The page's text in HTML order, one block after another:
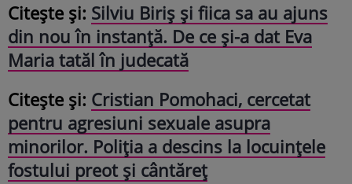
Citește și: Silviu Biriș și fiica sa au ajuns
din nou în instanță. De ce și-a dat Eva
Maria tatăl în judecată
Citește și: Cristian Pomohaci, cercetat
pentru agresiuni sexuale asupra
minorilor. Poliția a descins la locuințele
fostului preot și cântăreț